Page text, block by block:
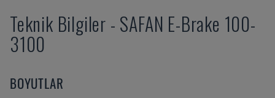
Teknik Bilgiler - SAFAN E-Brake 100-
3100
BOYUTLAR